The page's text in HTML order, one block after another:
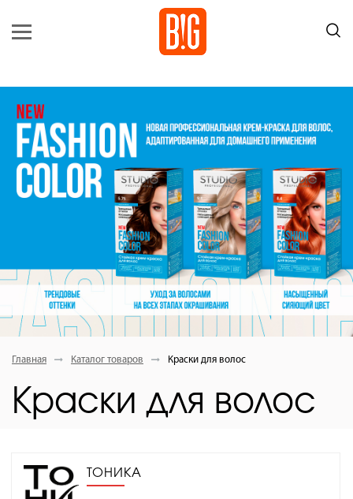
Главная Каталог товаров Краски для волос
Краски для волос
ТОНИКА